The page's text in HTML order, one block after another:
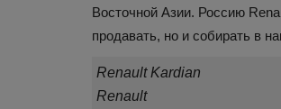
Восточной Азии. Россию
продавать, но и собирать в
Renault Kardian
Renault
Здоровье